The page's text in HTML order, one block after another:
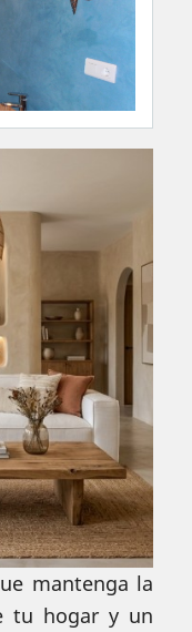
mantenga la
tu hogar y un